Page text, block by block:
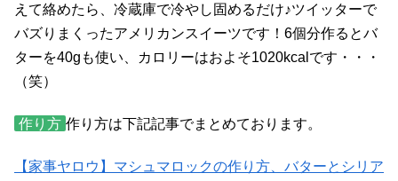
えて絡めたら、冷蔵庫で冷やし固めるだけ♪ツイッターで
バズりまくったアメリカンスイーツです！6個分作るとバ
ターを40gも使い、カロリーはおよそ1020kcalです・・・
（笑）
作り方 作り方は下記記事でまとめております。
【家事ヤロウ】マシュマロックの作り方、バターとシリア